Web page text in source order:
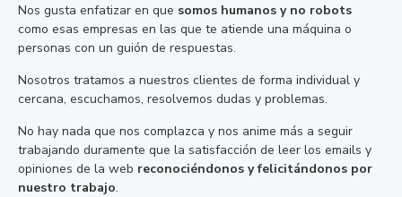
Nos gusta enfatizar en que somos humanos y no robots
como esas empresas en las que te atiende una máquina o
personas con un guión de respuestas.
Nosotros tratamos a nuestros clientes de forma individual y
cercana, escuchamos, resolvemos dudas y problemas.
No hay nada que nos complazca y nos anime más a seguir
trabajando duramente que la satisfacción de leer los emails y
opiniones de la web reconociéndonos y felicitándonos por
nuestro trabajo.